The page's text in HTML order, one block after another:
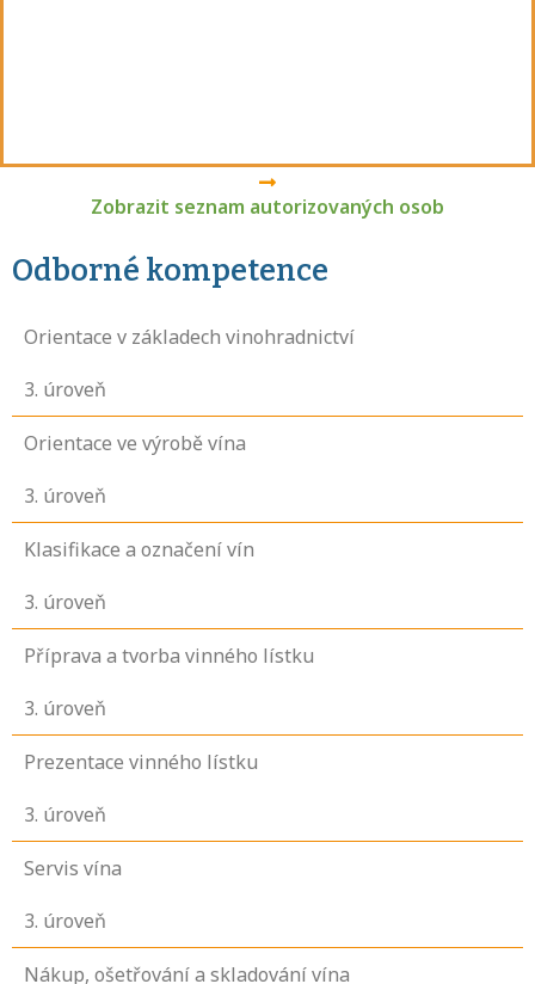
Zobrazit seznam autorizovaných osob
Odborné kompetence
Orientace v základech vinohradnictví
3. úroveň
Orientace ve výrobě vína
3. úroveň
Klasifikace a označení vín
3. úroveň
Příprava a tvorba vinného lístku
3. úroveň
Prezentace vinného lístku
3. úroveň
Servis vína
3. úroveň
Nákup, ošetřování a skladování vína